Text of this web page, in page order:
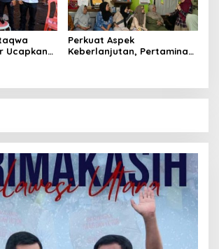
Ucapkan
Perkuat Aspek
Keberlanjutan, Pertamina